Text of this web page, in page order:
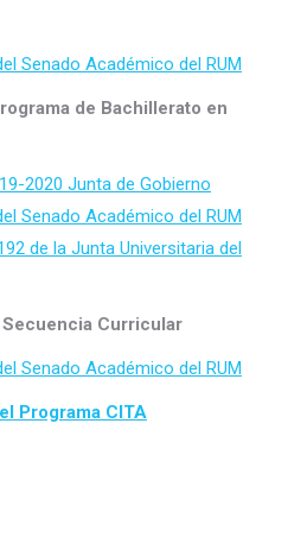
Senado Académico del RUM
de Bachillerato en
2020 Junta de Gobierno
Senado Académico del RUM
de la Junta Universitaria del
Curricular
Senado Académico del RUM
Programa CITA